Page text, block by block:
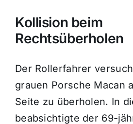
Kollision beim
Rechtsüberholen
Der Rollerfahrer
grauen Porsche Macan
Seite zu überholen. In
beabsichtigte der 69-